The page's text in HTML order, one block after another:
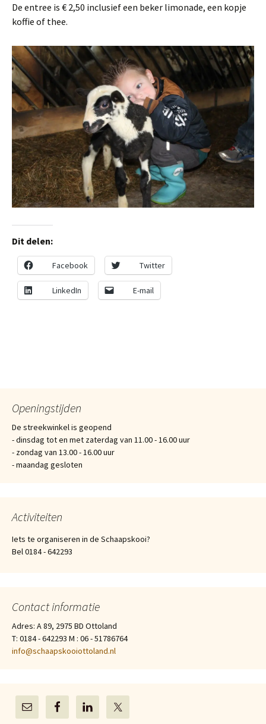
De entree is € 2,50 inclusief een beker limonade, een kopje
koffie of thee.
Dit delen:
Facebook Twitter
LinkedIn E-mail
Openingstijden
De streekwinkel is geopend
- dinsdag tot en met zaterdag van 11.00 - 16.00 uur
- zondag van 13.00 - 16.00 uur
- maandag gesloten
Activiteiten
Iets te organiseren in de Schaapskooi?
Bel 0184 - 642293
Contact informatie
Adres: A 89, 2975 BD Ottoland
T: 0184 - 642293 M : 06 - 51786764
info@schaapskooiottoland.nl